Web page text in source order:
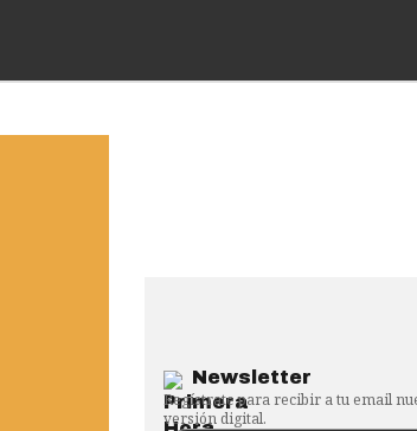
Newsletter
Regístrate para recibir a tu email
versión digital.